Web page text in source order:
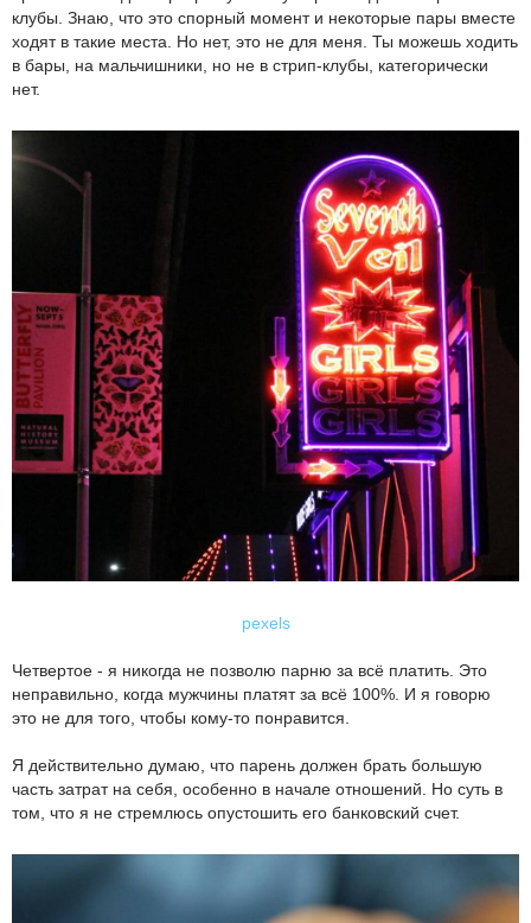
клубы. Знаю, что это спорный момент и некоторые пары вместе
ходят в такие места. Но нет, это не для меня. Ты можешь ходить
в бары, на мальчишники, но не в стрип-клубы, категорически
нет.
pexels
Четвертое - я никогда не позволю парню за всё платить. Это
неправильно, когда мужчины платят за всё 100%. И я говорю
это не для того, чтобы кому-то понравится.
Я действительно думаю, что парень должен брать большую
часть затрат на себя, особенно в начале отношений. Но суть в
том, что я не стремлюсь опустошить его банковский счет.